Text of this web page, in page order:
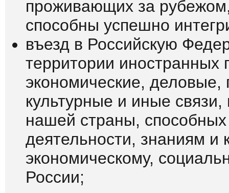
проживающих за
способны успешно
въезд в Российскую
территории
экономические,
культурные и иные связи,
нашей страны,
деятельности, знаниям и
экономическому,
России;